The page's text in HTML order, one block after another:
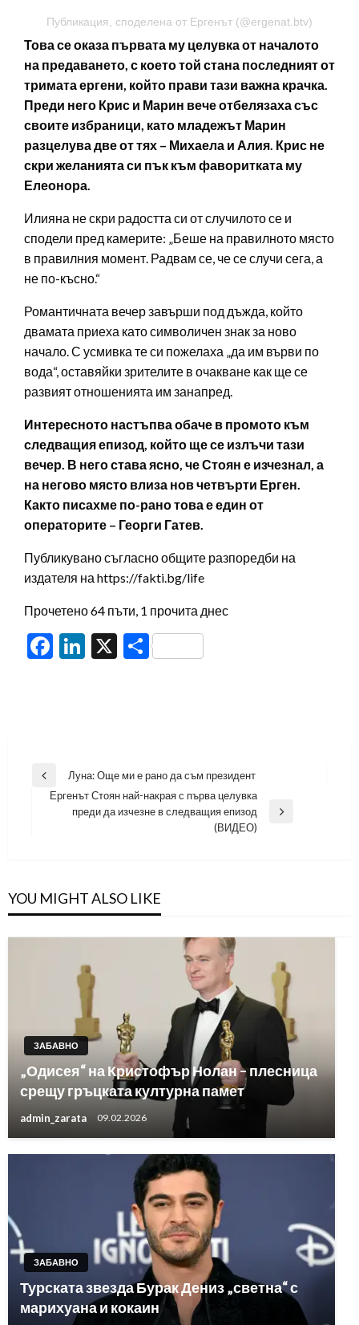
Публикация, споделена от Ергенът (@ergenat.btv)
Това се оказа първата му целувка от началото
на предаването, с което той стана последният от
тримата ергени, който прави тази важна крачка.
Преди него Крис и Марин вече отбелязаха със
своите избраници, като младежът Марин
разцелува две от тях – Михаела и Алия. Крис не
скри желанията си пък към фаворитката му
Елеонора.
Илияна не скри радостта си от случилото се и
сподели пред камерите: „Беше на правилното място
в правилния момент. Радвам се, че се случи сега, а
не по-късно.“
Романтичната вечер завърши под дъжда, който
двамата приеха като символичен знак за ново
начало. С усмивка те си пожелаха „да им върви по
вода“, оставяйки зрителите в очакване как ще се
развият отношенията им занапред.
Интересното настъпва обаче в промото към
следващия епизод, който ще се излъчи тази
вечер. В него става ясно, че Стоян е изчезнал, а
на негово място влиза нов четвърти Ерген.
Както писахме по-рано това е един от
операторите – Георги Гатев.
Публикувано съгласно общите разпоредби на
издателя на https://fakti.bg/life
Прочетено 64 пъти, 1 прочита днес
Facebook
LinkedIn
X Share
Навигация
Previous
Post
Луна: Още ми е рано да съм президент
Ергенът Стоян най-накрая с първа целувка
преди да изчезне в следващия епизод
(ВИДЕО)
YOU MIGHT ALSO LIKE
ЗАБАВНО
„Одисея“ на Кристофър Нолан – плесница
срещу гръцката културна памет
admin_zarata 09.02.2026
ЗАБАВНО
Турската звезда Бурак Дениз „светна“ с
марихуана и кокаин